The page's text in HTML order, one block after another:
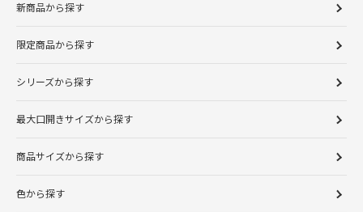
新商品から探す
限定商品から探す
シリーズから探す
最大口開きサイズから探す
商品サイズから探す
色から探す